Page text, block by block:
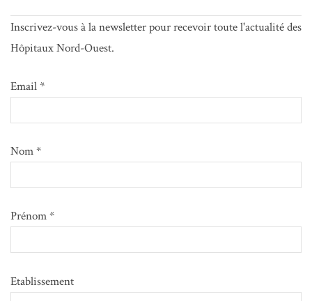
Inscrivez-vous à la newsletter pour recevoir toute l'actualité des
Hôpitaux Nord-Ouest.
Email *
Nom *
Prénom *
Etablissement